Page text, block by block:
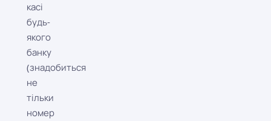
касі
будь-
якого
банку
(знадобиться
не
тільки
номер